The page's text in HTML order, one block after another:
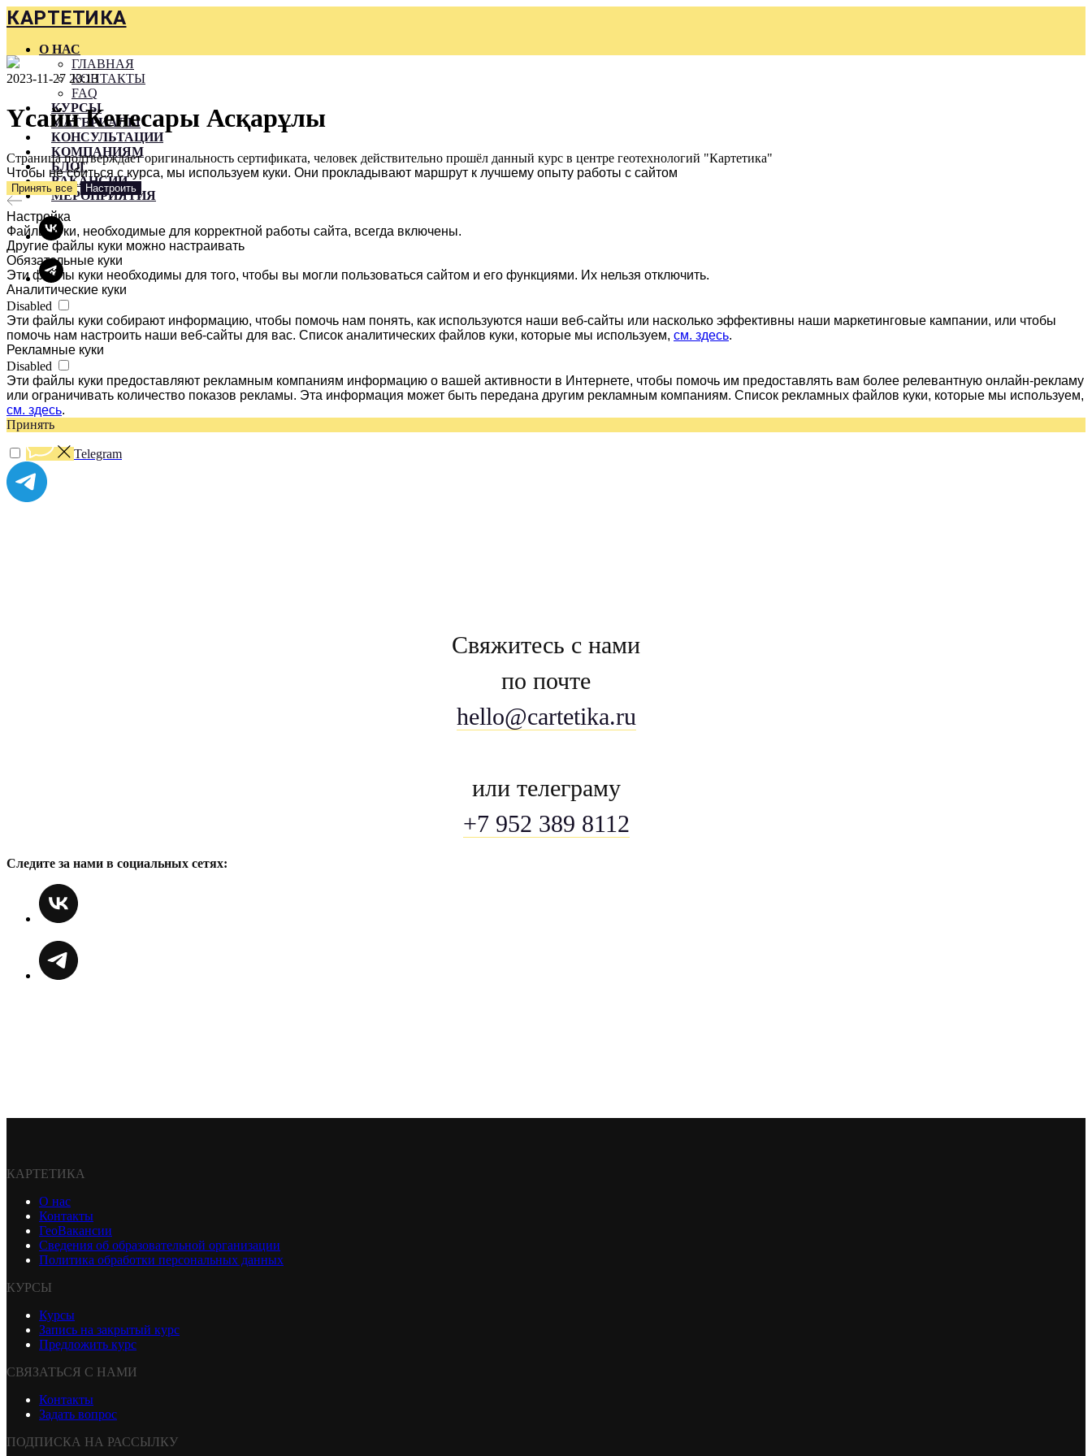
КАРТЕТИКА
О НАС
ГЛАВНАЯ
КОНТАКТЫ
FAQ
КУРСЫ
МАТЕРИАЛЫ
КОНСУЛЬТАЦИИ
КОМПАНИЯМ
БЛОГ
ВАКАНСИИ
МЕРОПРИЯТИЯ
2023-11-27 23:13
Үсайн Кенесары Асқарұлы
Страница подтверждает оригинальность сертификата, человек действительно прошёл данный курс в центре геотехнологий "Картетика"
Чтобы не сбиться с курса, мы используем куки. Они прокладывают маршрут к лучшему опыту работы с сайтом
Принять все Настроить
Настройка
Файлы куки, необходимые для корректной работы сайта, всегда включены.
Другие файлы куки можно настраивать
Обязательные куки
Эти файлы куки необходимы для того, чтобы вы могли пользоваться сайтом и его функциями. Их нельзя отключить.
Аналитические куки
Disabled
Эти файлы куки собирают информацию, чтобы помочь нам понять, как используются наши веб-сайты или насколько эффективны наши маркетинговые кампании, или чтобы
помочь нам настроить наши веб-сайты для вас. Список аналитических файлов куки, которые мы используем, см. здесь.
Рекламные куки
Disabled
Эти файлы куки предоставляют рекламным компаниям информацию о вашей активности в Интернете, чтобы помочь им предоставлять вам более релевантную онлайн-рекламу
или ограничивать количество показов рекламы. Эта информация может быть передана другим рекламным компаниям. Список рекламных файлов куки, которые мы используем,
см. здесь.
Принять
Telegram
Свяжитесь с нами
по почте
hello@cartetika.ru
или телеграму
+7 952 389 8112
Следите за нами в социальных сетях:
КАРТЕТИКА
О нас
Контакты
ГеоВакансии
Сведения об образовательной организации
Политика обработки персональных данных
КУРСЫ
Курсы
Запись на закрытый курс
Предложить курс
СВЯЗАТЬСЯ С НАМИ
Контакты
Задать вопрос
ПОДПИСКА НА РАССЫЛКУ